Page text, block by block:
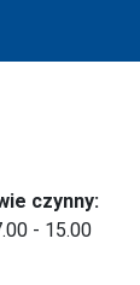
czynny:
- 15.00